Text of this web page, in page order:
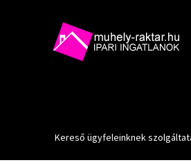
Kereső ügyfeleinknek